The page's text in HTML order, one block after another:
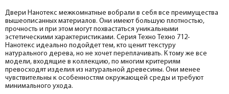
Двери Нанотекс межкомнатные вобрали в себя все преимущества
вышеописанных материалов. Они имеют большую плотностью,
прочность и при этом могут похвастаться уникальными
эстетическими характеристиками. Серия Техно Техно 712-
Нанотекс идеально подойдет тем, кто ценит текстуру
натурального дерева, но не хочет переплачивать. К тому же все
модели, входящие в коллекцию, по многим критериям
превосходят изделия из натуральной древесины. Они менее
чувствительны к особенностям окружающей среды и требуют
минимального ухода.